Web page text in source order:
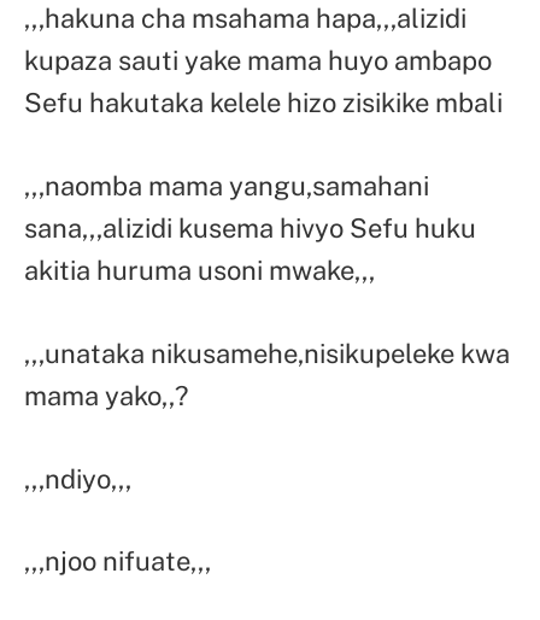
,,,hakuna cha msahama hapa,,,alizidi
kupaza sauti yake mama huyo ambapo
Sefu hakutaka kelele hizo zisikike mbali
,,,naomba mama yangu,samahani
sana,,,alizidi kusema hivyo Sefu huku
akitia huruma usoni mwake,,,
,,,unataka nikusamehe,nisikupeleke kwa
mama yako,,?
,,,ndiyo,,,
,,,njoo nifuate,,,